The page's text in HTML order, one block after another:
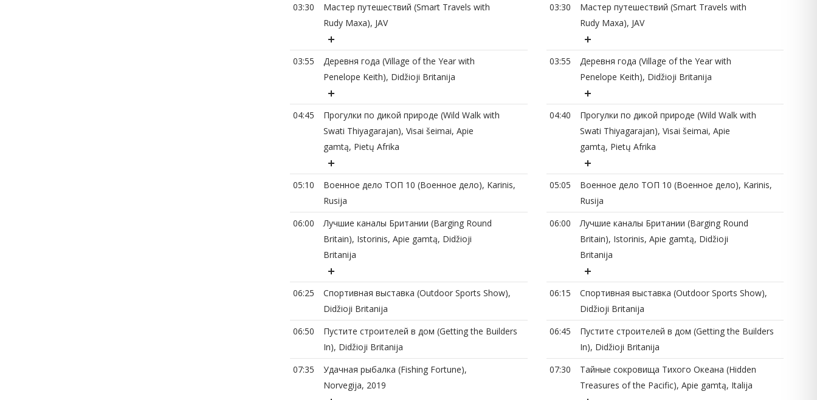
03:30
Мастер путешествий (Smart Travels with
Rudy Maxa), JAV
03:55
Деревня года (Village of the Year with
Penelope Keith), Didžioji Britanija
04:45
Прогулки по дикой природе (Wild Walk with
Swati Thiyagarajan), Visai šeimai, Apie
gamtą, Pietų Afrika
05:10
Военное дело ТОП 10 (Военное дело), Karinis,
Rusija
06:00
Лучшие каналы Британии (Barging Round
Britain), Istorinis, Apie gamtą, Didžioji
Britanija
06:25
Спортивная выставка (Outdoor Sports Show),
Didžioji Britanija
06:50
Пустите строителей в дом (Getting the Builders
In), Didžioji Britanija
07:35
Удачная рыбалка (Fishing Fortune),
Norvegija, 2019
03:30
Мастер путешествий (Smart Travels with
Rudy Maxa), JAV
03:55
Деревня года (Village of the Year with
Penelope Keith), Didžioji Britanija
04:40
Прогулки по дикой природе (Wild Walk with
Swati Thiyagarajan), Visai šeimai, Apie
gamtą, Pietų Afrika
05:05
Военное дело ТОП 10 (Военное дело), Karinis,
Rusija
06:00
Лучшие каналы Британии (Barging Round
Britain), Istorinis, Apie gamtą, Didžioji
Britanija
06:15
Спортивная выставка (Outdoor Sports Show),
Didžioji Britanija
06:45
Пустите строителей в дом (Getting the Builders
In), Didžioji Britanija
07:30
Тайные сокровища Тихого Океана (Hidden
Treasures of the Pacific), Apie gamtą, Italija